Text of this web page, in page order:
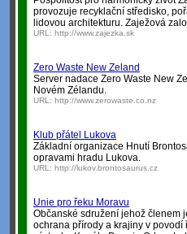
provozuje recyklační středisko,
lidovou architekturu. Zaježová
URL: http://www.zajezka.sk
Zero Waste New Zeland
Server nadace Zero Waste New
Novém Zélandu.
URL: http://www.zerowaste.co.nz
Klub přátel Lukova
Základní organizace Hnutí
opravami hradu Lukova.
URL: http://lukov.brontosaurus.cz
Unie pro řeku Moravu
Občanské sdružení jehož členem
ochrana přírody a krajiny v povodí